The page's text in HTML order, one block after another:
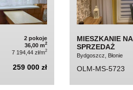
2 pokoje
36,00 m2
7 194,44 zł/m2
259 000 zł
MIESZKANIE NA
SPRZEDAŻ
Bydgoszcz, Błonie
OLM-MS-5723